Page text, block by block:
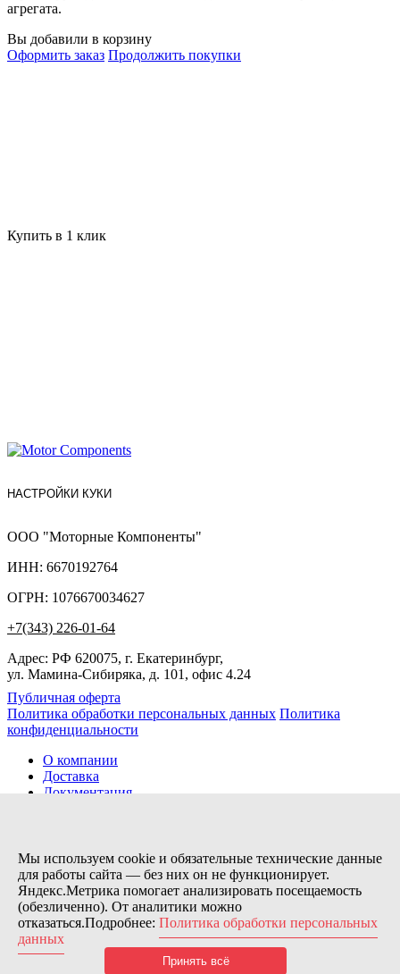
агрегата.
Вы добавили в корзину
Оформить заказ Продолжить покупки
Купить в 1 клик
НАСТРОЙКИ КУКИ
ООО "Моторные Компоненты"
ИНН: 6670192764
ОГРН: 1076670034627
+7(343) 226-01-64
Адрес: РФ 620075, г. Екатеринбург,
ул. Мамина-Сибиряка, д. 101, офис 4.24
Публичная оферта
Политика обработки персональных данных Политика
конфиденциальности
О компании
Доставка
Документация
Контакты
Заказов сегодня / Всего
59
11173
Нас можно найти тут:
© 2026 Motor Components. Все права защищены
Мы используем cookie и обязательные технические данные
для работы сайта — без них он не функционирует.
Яндекс.Метрика помогает анализировать посещаемость
(обезличенно). От аналитики можно
отказаться.Подробнее: Политика обработки персональных
данных
Принять всё